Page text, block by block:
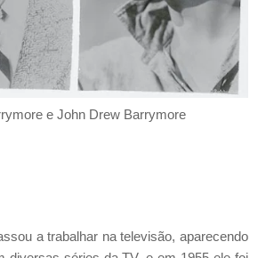
e John Drew Barrymore
a trabalhar na televisão, aparecendo